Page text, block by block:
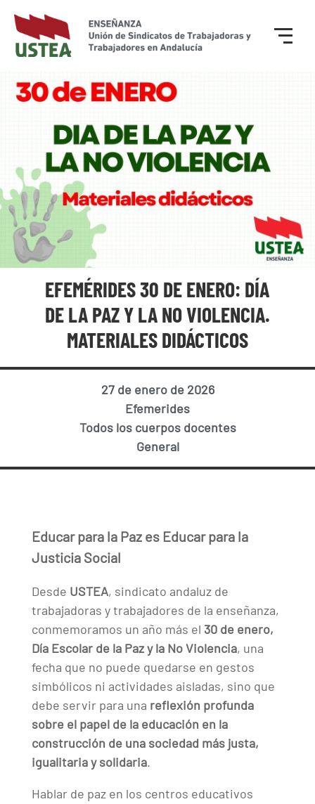
EFEMÉRIDES 30 DE ENERO: DÍA
DE LA PAZ Y LA NO VIOLENCIA.
MATERIALES DIDÁCTICOS
27 de enero de 2026
Efemerides
Todos los cuerpos docentes
General
Educar para la Paz es Educar para la
Justicia Social
Desde USTEA, sindicato andaluz de
trabajadoras y trabajadores de la enseñanza,
conmemoramos un año más el 30 de enero,
Día Escolar de la Paz y la No Violencia, una
fecha que no puede quedarse en gestos
simbólicos ni actividades aisladas, sino que
debe servir para una reflexión profunda
sobre el papel de la educación en la
construcción de una sociedad más justa,
igualitaria y solidaria.
Hablar de paz en los centros educativos